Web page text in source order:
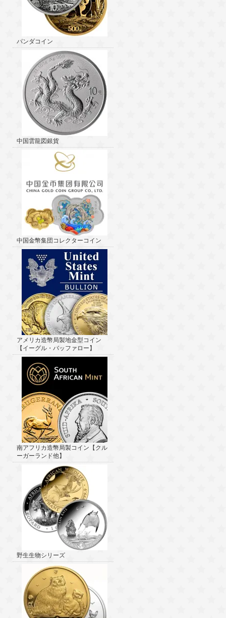
パンダコイン
中国雲龍図銀貨
中国金幣集団コレクターコイン
アメリカ造幣局製地金型コイン
【イーグル・バッファロー】
南アフリカ造幣局製コイン【クル
ーガーランド他】
野生生物シリーズ